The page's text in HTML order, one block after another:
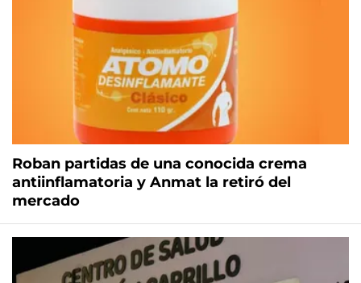
Roban partidas de una conocida crema
antiinflamatoria y Anmat la retiró del
mercado